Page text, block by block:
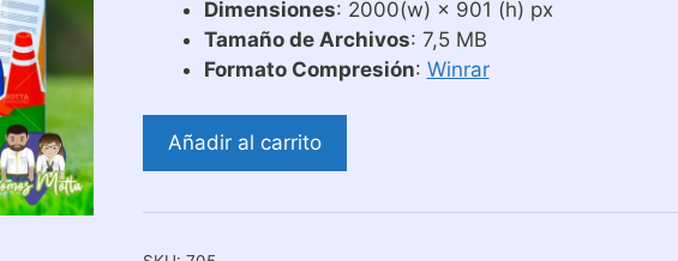
Dimensiones: 2000(w) × 901 (h) px
Tamaño de Archivos: 7,5 MB
Formato Compresión: Winrar
Plantillas
Tazas
Toma
Añadir al carrito